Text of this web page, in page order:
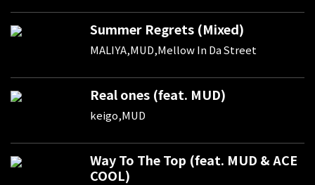
Summer Regrets (Mixed)
MALIYA,MUD,Mellow In Da Street
Real ones (feat. MUD)
keigo,MUD
Way To The Top (feat. MUD & ACE
COOL)